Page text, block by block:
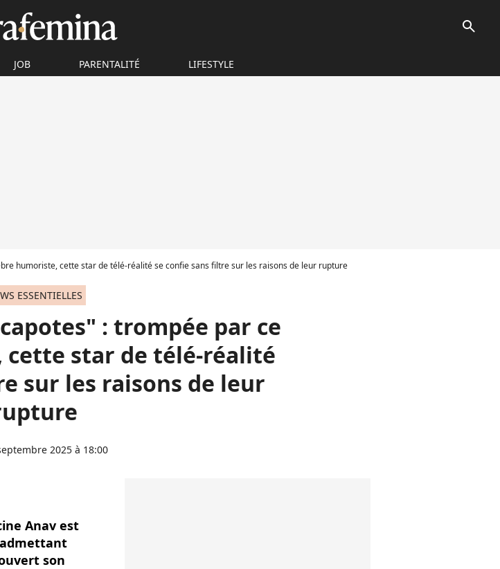
search
JOB PARENTALITÉ LIFESTYLE
humoriste, cette star de télé-réalité se confie sans filtre sur les raisons de leur rupture
ESSENTIELLES
: trompée par ce
star de télé-réalité
sur les raisons de leur
2025 à 18:00
Anav est
admettant
son